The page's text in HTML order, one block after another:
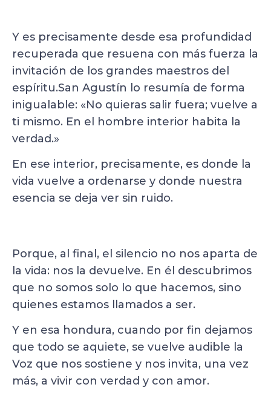
Y es precisamente desde esa profundidad
recuperada que resuena con más fuerza la
invitación de los grandes maestros del
espíritu.San Agustín lo resumía de forma
inigualable: «No quieras salir fuera; vuelve a
ti mismo. En el hombre interior habita la
verdad.»
En ese interior, precisamente, es donde la
vida vuelve a ordenarse y donde nuestra
esencia se deja ver sin ruido.
Porque, al final, el silencio no nos aparta de
la vida: nos la devuelve. En él descubrimos
que no somos solo lo que hacemos, sino
quienes estamos llamados a ser.
Y en esa hondura, cuando por fin dejamos
que todo se aquiete, se vuelve audible la
Voz que nos sostiene y nos invita, una vez
más, a vivir con verdad y con amor.